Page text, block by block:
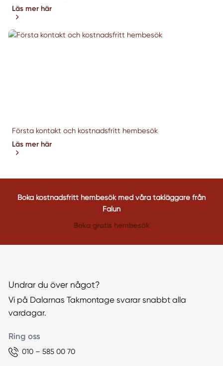
Läs mer här
Första kontakt och kostnadsfritt hembesök
Läs mer här
Boka kostnadsfritt hembesök med våra takläggare från
Falun
Boka gratis hembesök
Undrar du över något?
Vi på Dalarnas Takmontage svarar snabbt alla
vardagar.
Ring oss
010 – 585 00 70